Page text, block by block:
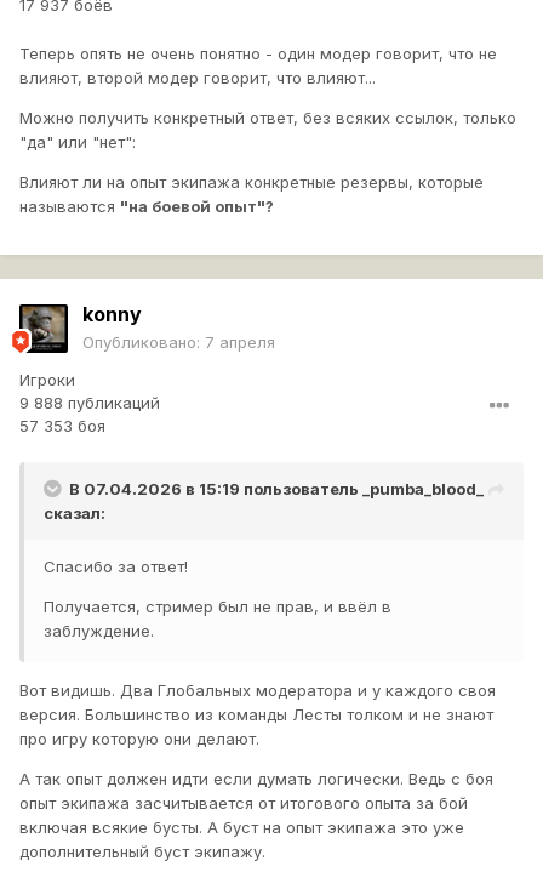
17 937 боёв
Теперь опять не очень понятно - один модер говорит, что не
влияют, второй модер говорит, что влияют...
Можно получить конкретный ответ, без всяких ссылок, только
"да" или "нет":
Влияют ли на опыт экипажа конкретные резервы, которые
называются "на боевой опыт"?
konny
Опубликовано: 7 апреля
Игроки
9 888 публикаций
57 353 боя
В 07.04.2026 в 15:19 пользователь
_pumba_blood_
сказал:
Спасибо за ответ!
Получается, стример был не прав, и ввёл в
заблуждение.
Вот видишь. Два Глобальных модератора и у каждого своя
версия. Большинство из команды Лесты толком и не знают
про игру которую они делают.
А так опыт должен идти если думать логически. Ведь с боя
опыт экипажа засчитывается от итогового опыта за бой
включая всякие бусты. А буст на опыт экипажа это уже
дополнительный буст экипажу.